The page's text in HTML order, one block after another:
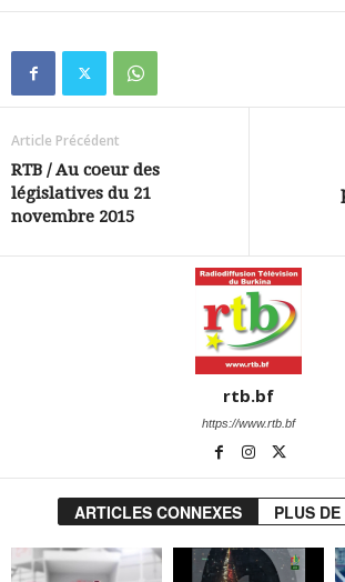
Article Précédent
RTB / Au coeur des
législatives du 21
novembre 2015
rtb.bf
https://www.rtb.bf
ARTICLES CONNEXES PLUS